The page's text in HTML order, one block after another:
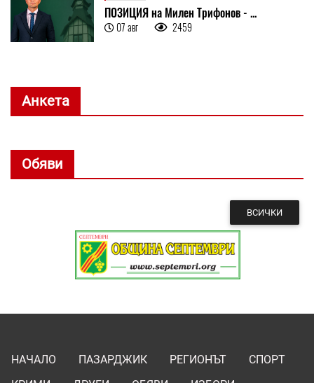
ПОЗИЦИЯ на Милен Трифонов - ...
07 авг 2459
Анкета
Обяви
ВСИЧКИ
НАЧАЛО ПАЗАРДЖИК РЕГИОНЪТ
СПОРТ